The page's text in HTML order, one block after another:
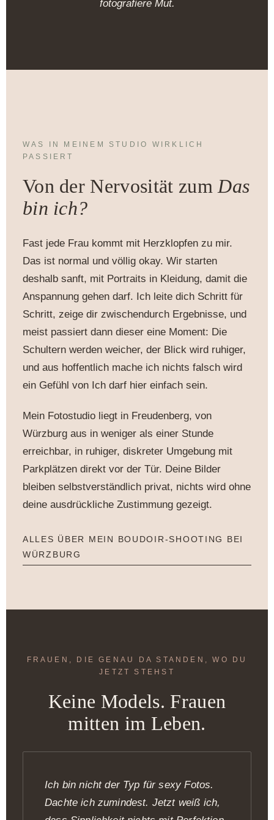
fotografiere Mut.
WAS IN MEINEM STUDIO WIRKLICH
PASSIERT
Von der Nervosität zum Das
bin ich?
Fast jede Frau kommt mit Herzklopfen zu mir.
Das ist normal und völlig okay. Wir starten
deshalb sanft, mit Portraits in Kleidung, damit die
Anspannung gehen darf. Ich leite dich Schritt für
Schritt, zeige dir zwischendurch Ergebnisse, und
meist passiert dann dieser eine Moment: Die
Schultern werden weicher, der Blick wird ruhiger,
und aus hoffentlich mache ich nichts falsch wird
ein Gefühl von Ich darf hier einfach sein.
Mein Fotostudio liegt in Freudenberg, von
Würzburg aus in weniger als einer Stunde
erreichbar, in ruhiger, diskreter Umgebung mit
Parkplätzen direkt vor der Tür. Deine Bilder
bleiben selbstverständlich privat, nichts wird ohne
deine ausdrückliche Zustimmung gezeigt.
ALLES ÜBER MEIN BOUDOIR-SHOOTING BEI
WÜRZBURG
FRAUEN, DIE GENAU DA STANDEN, WO DU
JETZT STEHST
Keine Models. Frauen
mitten im Leben.
Ich bin nicht der Typ für sexy Fotos.
Dachte ich zumindest. Jetzt weiß ich,